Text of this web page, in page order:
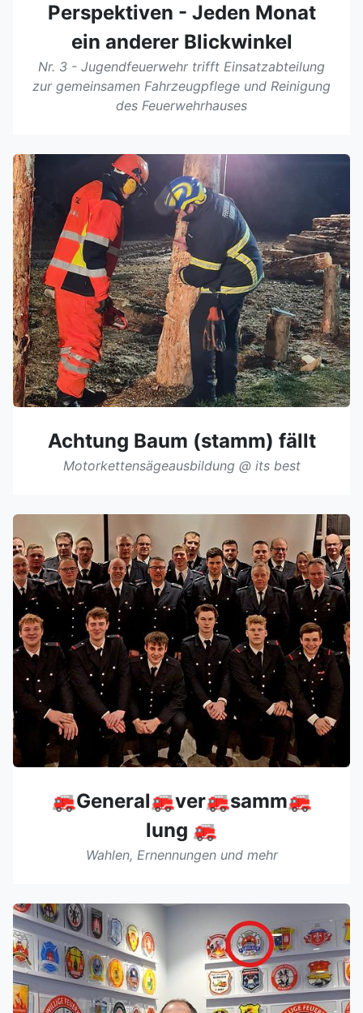
Perspektiven - Jeden Monat
ein anderer Blickwinkel
Nr. 3 - Jugendfeuerwehr trifft Einsatzabteilung
zur gemeinsamen Fahrzeugpflege und Reinigung
des Feuerwehrhauses
Achtung Baum (stamm) fällt
Motorkettensägeausbildung @ its best
🚒General🚒ver🚒samm🚒
lung 🚒
Wahlen, Ernennungen und mehr